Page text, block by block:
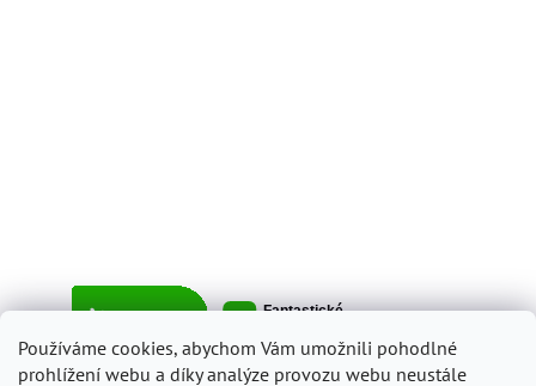
Používáme cookies, abychom Vám umožnili pohodlné
prohlížení webu a díky analýze provozu webu neustále